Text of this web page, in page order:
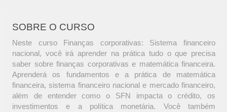
SOBRE O CURSO
Neste curso Finanças corporativas: Sistema financeiro
nacional, você irá aprender na prática tudo o que precisa
saber sobre finanças corporativas e matemática financeira.
Aprenderá os fundamentos e a prática de matemática
financeira, sistema financeiro nacional e mercado financeiro,
além de entender como o SFN impacta o crédito, os
investimentos e a política monetária. Você também